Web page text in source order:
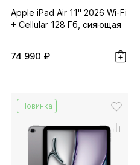
Apple iPad Air 11" 2026 Wi-Fi
+ Cellular 128 Гб, сияющая
74 990 ₽
Новинка